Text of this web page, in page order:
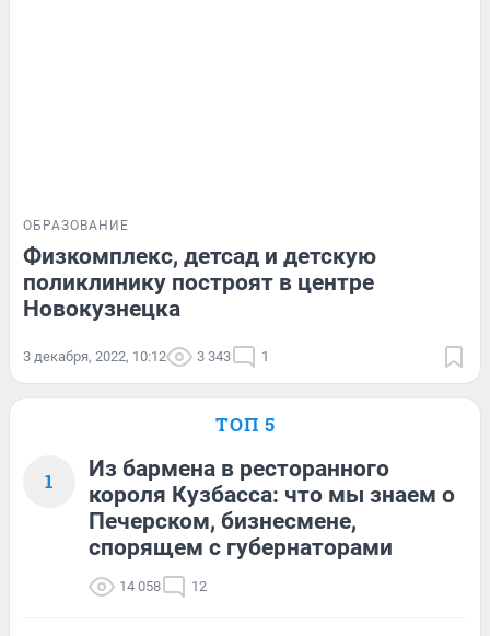
ОБРАЗОВАНИЕ
Физкомплекс, детсад и детскую
поликлинику построят в центре
Новокузнецка
3 декабря, 2022, 10:12 3 343 1
ТОП 5
1
Из бармена в ресторанного
короля Кузбасса: что мы знаем о
Печерском, бизнесмене,
спорящем с губернаторами
14 058 12